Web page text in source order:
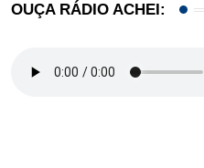
OUÇA RÁDIO ACHEI: